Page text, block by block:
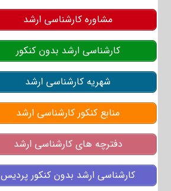
مشاوره کارشناسی ارشد
کارشناسی ارشد بدون کنکور
شهریه کارشناسی ارشد
منابع کنکور کارشناسی ارشد
دفترچه های کارشناسی ارشد
کارشناسی ارشد بدون کنکور پردیس